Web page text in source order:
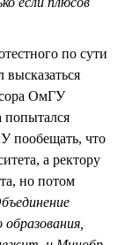
по сути
ОмГУ
пообещать, что
а ректору
но потом